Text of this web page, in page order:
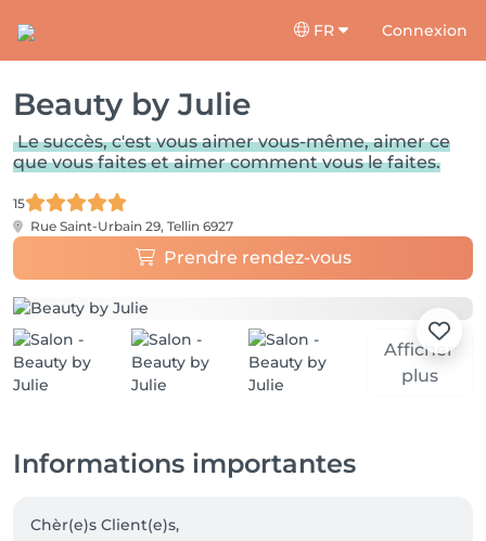
FR Connexion
Beauty by Julie
Le succès, c'est vous aimer vous-même, aimer ce
que vous faites et aimer comment vous le faites.
15
Rue Saint-Urbain 29, Tellin 6927
Prendre rendez-vous
Afficher
plus
Informations importantes
Chèr(e)s Client(e)s,